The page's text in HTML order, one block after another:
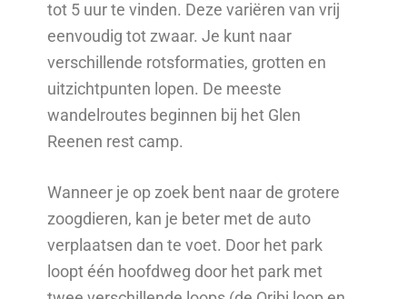
tot 5 uur te vinden. Deze variëren van vrij
eenvoudig tot zwaar. Je kunt naar
verschillende rotsformaties, grotten en
uitzichtpunten lopen. De meeste
wandelroutes beginnen bij het Glen
Reenen rest camp.
Wanneer je op zoek bent naar de grotere
zoogdieren, kan je beter met de auto
verplaatsen dan te voet. Door het park
loopt één hoofdweg door het park met